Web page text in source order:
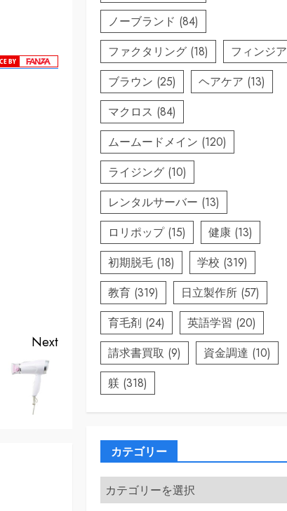
Next
ノーブランド (84)
ファクタリング (18) フィンジア
ブラウン (25) ヘアケア (13)
マクロス (84)
ムームードメイン (120)
ライジング (10)
レンタルサーバー (13)
ロリポップ(15) 健康 (13)
初期脱毛 (18) 学校 (319)
教育 (319) 日立製作所 (57)
育毛剤 (24) 英語学習 (20)
請求書買取 (9) 資金調達 (10)
躾 (318)
カテゴリー
カ
テ